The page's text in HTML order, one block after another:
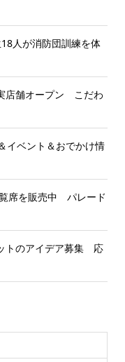
人が消防団訓練を体
店舗オープン こだわ
イベント＆おでかけ情
席を販売中 パレード
トのアイデア募集 応